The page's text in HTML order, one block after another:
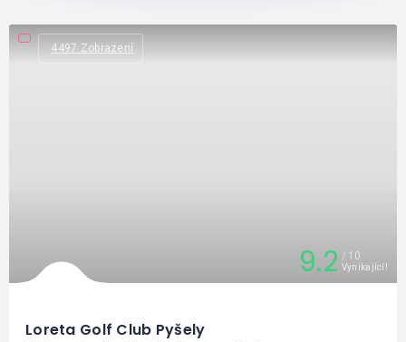
4497 Zobrazení
9.2 10
Vynikající!
Loreta Golf Club Pyšely